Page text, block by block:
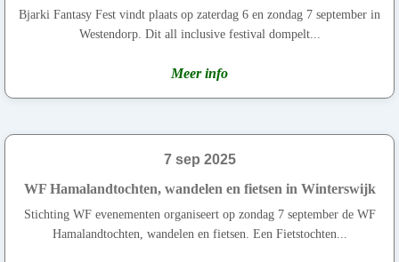
Bjarki Fantasy Fest vindt plaats op zaterdag 6 en zondag 7 september in
Westendorp. Dit all inclusive festival dompelt...
Meer info
7 sep 2025
WF Hamalandtochten, wandelen en fietsen in Winterswijk
Stichting WF evenementen organiseert op zondag 7 september de WF
Hamalandtochten, wandelen en fietsen. Een Fietstochten...